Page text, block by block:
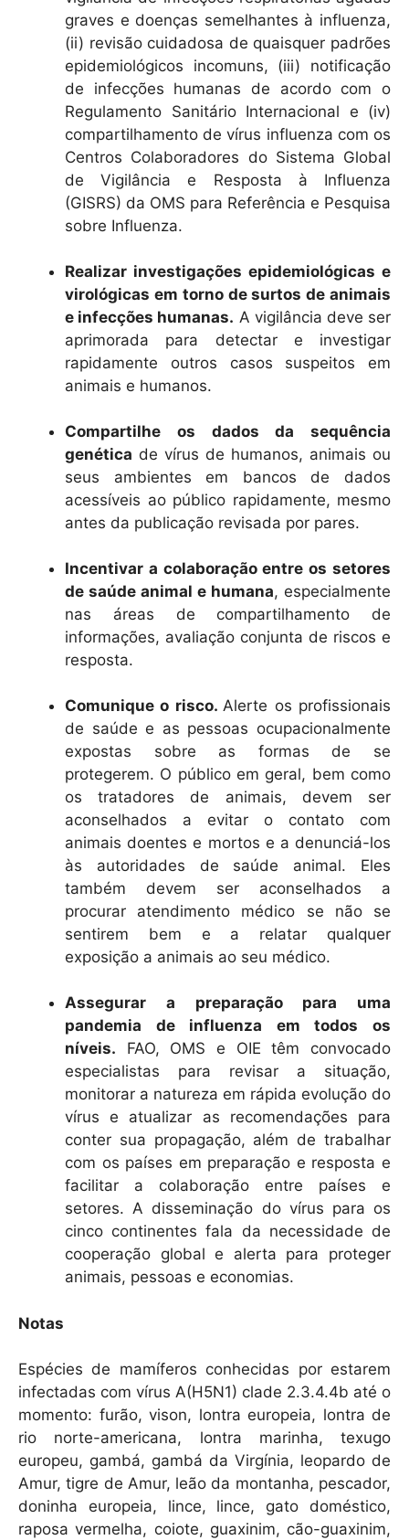
graves e doenças semelhantes à influenza,
(ii) revisão cuidadosa de quaisquer padrões
epidemiológicos incomuns, (iii) notificação
de infecções humanas de acordo com o
Regulamento Sanitário Internacional e (iv)
compartilhamento de vírus influenza com os
Centros Colaboradores do Sistema Global
de Vigilância e Resposta à Influenza
(GISRS) da OMS para Referência e Pesquisa
sobre Influenza.
Realizar investigações epidemiológicas e
virológicas em torno de surtos de animais
e infecções humanas. A vigilância deve ser
aprimorada para detectar e investigar
rapidamente outros casos suspeitos em
animais e humanos.
Compartilhe os dados da sequência
genética de vírus de humanos, animais ou
seus ambientes em bancos de dados
acessíveis ao público rapidamente, mesmo
antes da publicação revisada por pares.
Incentivar a colaboração entre os setores
de saúde animal e humana, especialmente
nas áreas de compartilhamento de
informações, avaliação conjunta de riscos e
resposta.
Comunique o risco.Alerte os profissionais
de saúde e as pessoas ocupacionalmente
expostas sobre as formas de se
protegerem. O público em geral, bem como
os tratadores de animais, devem ser
aconselhados a evitar o contato com
animais doentes e mortos e a denunciá-los
às autoridades de saúde animal. Eles
também devem ser aconselhados a
procurar atendimento médico se não se
sentirem bem e a relatar qualquer
exposição a animais ao seu médico.
Assegurar a preparação para uma
pandemia de influenza em todos os
níveis. FAO, OMS e OIE têm convocado
especialistas para revisar a situação,
monitorar a natureza em rápida evolução do
vírus e atualizar as recomendações para
conter sua propagação, além de trabalhar
com os países em preparação e resposta e
facilitar a colaboração entre países e
setores. A disseminação do vírus para os
cinco continentes fala da necessidade de
cooperação global e alerta para proteger
animais, pessoas e economias.
Notas
Espécies de mamíferos conhecidas por estarem
infectadas com vírus A(H5N1) clade 2.3.4.4b até o
momento: furão, vison, lontra europeia, lontra de
rio norte-americana, lontra marinha, texugo
europeu, gambá, gambá da Virgínia, leopardo de
Amur, tigre de Amur, leão da montanha, pescador,
doninha europeia, lince, lince, gato doméstico,
raposa vermelha, coiote, guaxinim, cão-guaxinim,